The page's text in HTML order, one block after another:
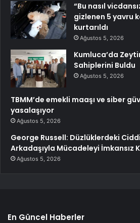
“Bu nasıl
gizlenen 5 yavru
kurtarıldı
Ağustos 5, 2026
Kumluca’da
Sahiplerini Buldu
Ağustos 5, 2026
TBMM’de emekli maaşı ve siber
yasalaşıyor
Ağustos 5, 2026
George Russell: Düzlüklerdeki
Arkadaşıyla Mücadeleyi İmkansız
Ağustos 5, 2026
En Güncel Haberler